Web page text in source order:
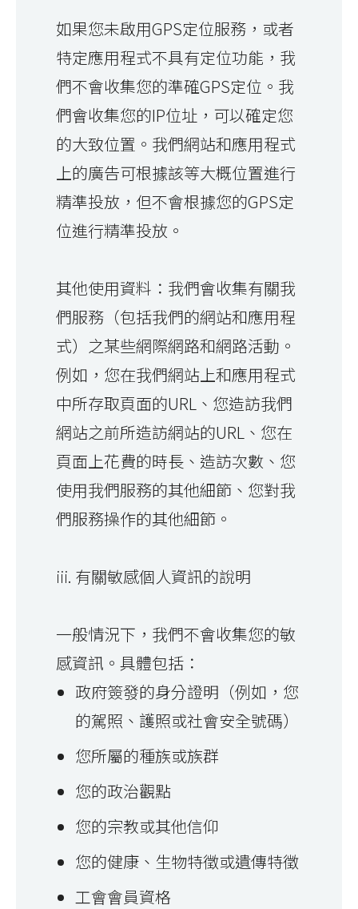
如果您未啟用GPS定位服務，或者
特定應用程式不具有定位功能，我
們不會收集您的準確GPS定位。我
們會收集您的IP位址，可以確定您
的大致位置。我們網站和應用程式
上的廣告可根據該等大概位置進行
精準投放，但不會根據您的GPS定
位進行精準投放。
其他使用資料：我們會收集有關我
們服務（包括我們的網站和應用程
式）之某些網際網路和網路活動。
例如，您在我們網站上和應用程式
中所存取頁面的URL、您造訪我們
網站之前所造訪網站的URL、您在
頁面上花費的時長、造訪次數、您
使用我們服務的其他細節、您對我
們服務操作的其他細節。
iii. 有關敏感個人資訊的說明
一般情況下，我們不會收集您的敏
感資訊。具體包括：
政府簽發的身分證明（例如，您
的駕照、護照或社會安全號碼）
您所屬的種族或族群
您的政治觀點
您的宗教或其他信仰
您的健康、生物特徵或遺傳特徵
工會會員資格